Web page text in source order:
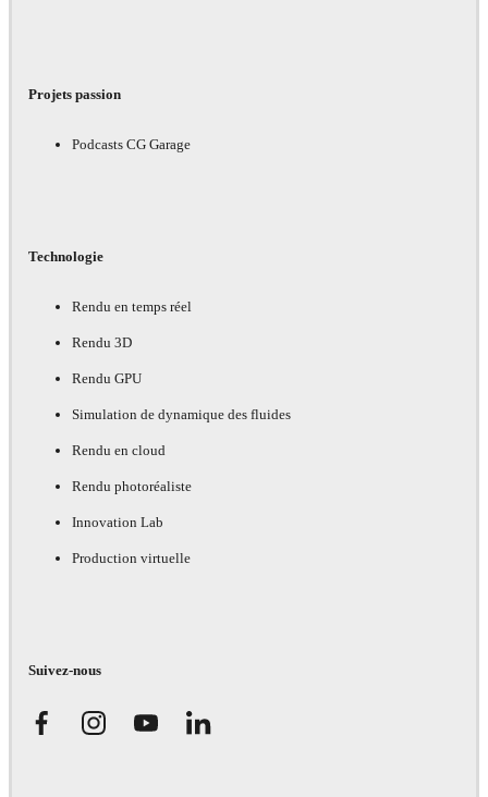
Projets passion
Podcasts CG Garage
Technologie
Rendu en temps réel
Rendu 3D
Rendu GPU
Simulation de dynamique des fluides
Rendu en cloud
Rendu photoréaliste
Innovation Lab
Production virtuelle
Suivez-nous